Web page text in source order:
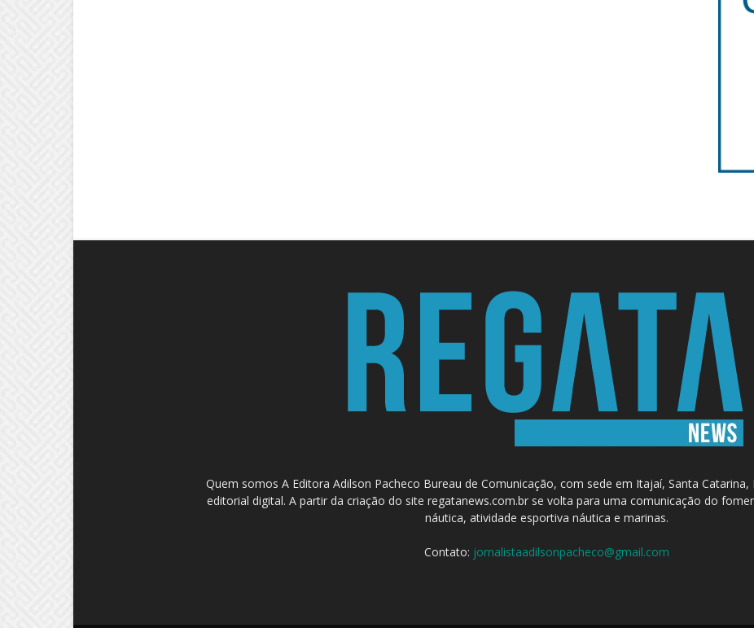
Quem somos A Editora Adilson Pacheco Bureau de Comunicação, com sede em Itajaí, Santa Catarina,
editorial digital. A partir da criação do site regatanews.com.br se volta para uma comunicação do
náutica, atividade esportiva náutica e marinas.
Contato: jornalistaadilsonpacheco@gmail.com